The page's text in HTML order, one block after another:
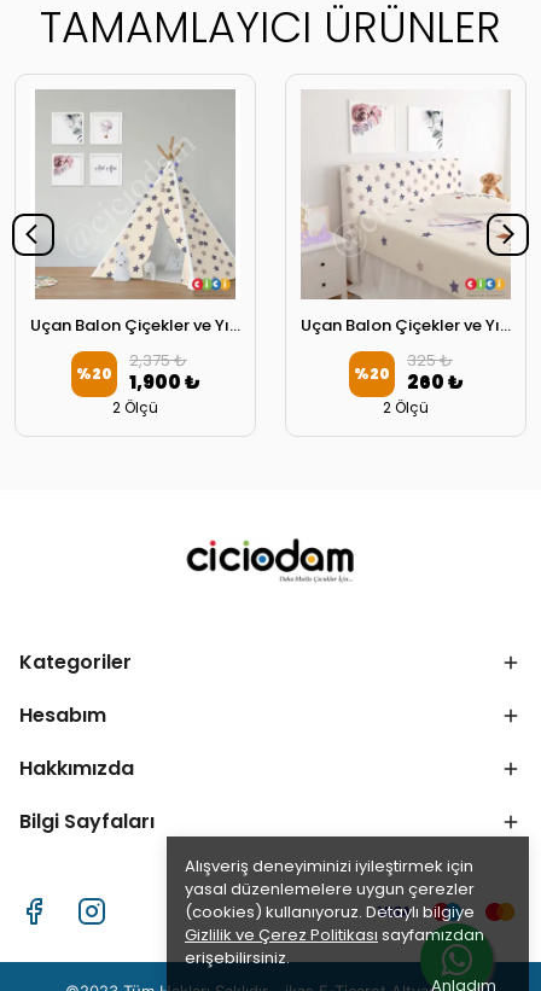
Alışveriş deneyiminizi iyileştirmek için
yasal düzenlemelere uygun çerezler
(cookies) kullanıyoruz. Detaylı bilgiye
Gizlilik ve Çerez Politikası sayfamızdan
erişebilirsiniz.
Anladım
TAMAMLAYICI ÜRÜNLER
Uçan Balon Çiçekler ve Yıldızlar Oyun Çadırı
%20
2,375 ₺
1,900 ₺
2 Ölçü
Uçan Balon Çiçekler ve Yıldızlar Başlık Kılıfı
%20
325 ₺
260 ₺
2 Ölçü
Kategoriler
Hesabım
Hakkımızda
Bilgi Sayfaları